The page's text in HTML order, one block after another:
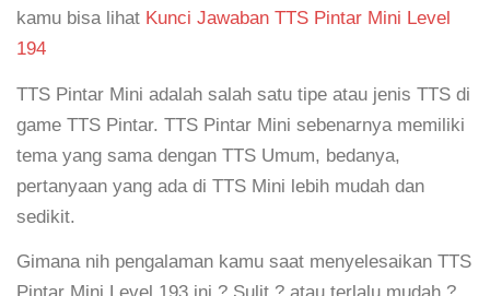
kamu bisa lihat Kunci Jawaban TTS Pintar Mini Level
194
TTS Pintar Mini adalah salah satu tipe atau jenis TTS di
game TTS Pintar. TTS Pintar Mini sebenarnya memiliki
tema yang sama dengan TTS Umum, bedanya,
pertanyaan yang ada di TTS Mini lebih mudah dan
sedikit.
Gimana nih pengalaman kamu saat menyelesaikan TTS
Pintar Mini Level 193 ini ? Sulit ? atau terlalu mudah ?